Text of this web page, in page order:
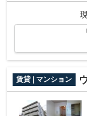
賃貸 | マンション